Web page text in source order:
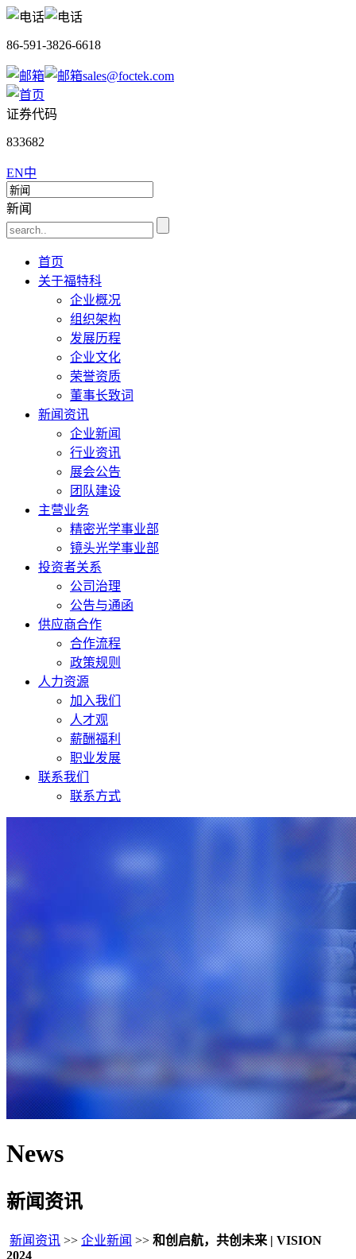
86-591-3826-6618
sales@foctek.com
证券代码
833682
EN中
新闻
首页
关于福特科
企业概况
组织架构
发展历程
企业文化
荣誉资质
董事长致词
新闻资讯
企业新闻
行业资讯
展会公告
团队建设
主营业务
精密光学事业部
镜头光学事业部
投资者关系
公司治理
公告与通函
供应商合作
合作流程
政策规则
人力资源
加入我们
人才观
薪酬福利
职业发展
联系我们
联系方式
News
新闻资讯
新闻资讯 >> 企业新闻 >> 和创启航，共创未来 | VISION
2024